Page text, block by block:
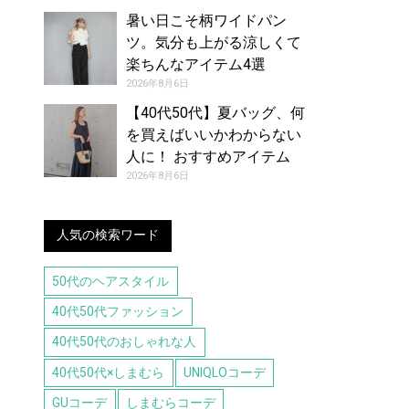
暑い日こそ柄ワイドパン
ツ。気分も上がる涼しくて
楽ちんなアイテム4選
2026年8月6日
【40代50代】夏バッグ、何
を買えばいいかわからない
人に！ おすすめアイテム
（8/6号）
2026年8月6日
人気の検索ワード
50代のヘアスタイル
40代50代ファッション
40代50代のおしゃれな人
40代50代×しまむら UNIQLOコーデ
GUコーデ しまむらコーデ